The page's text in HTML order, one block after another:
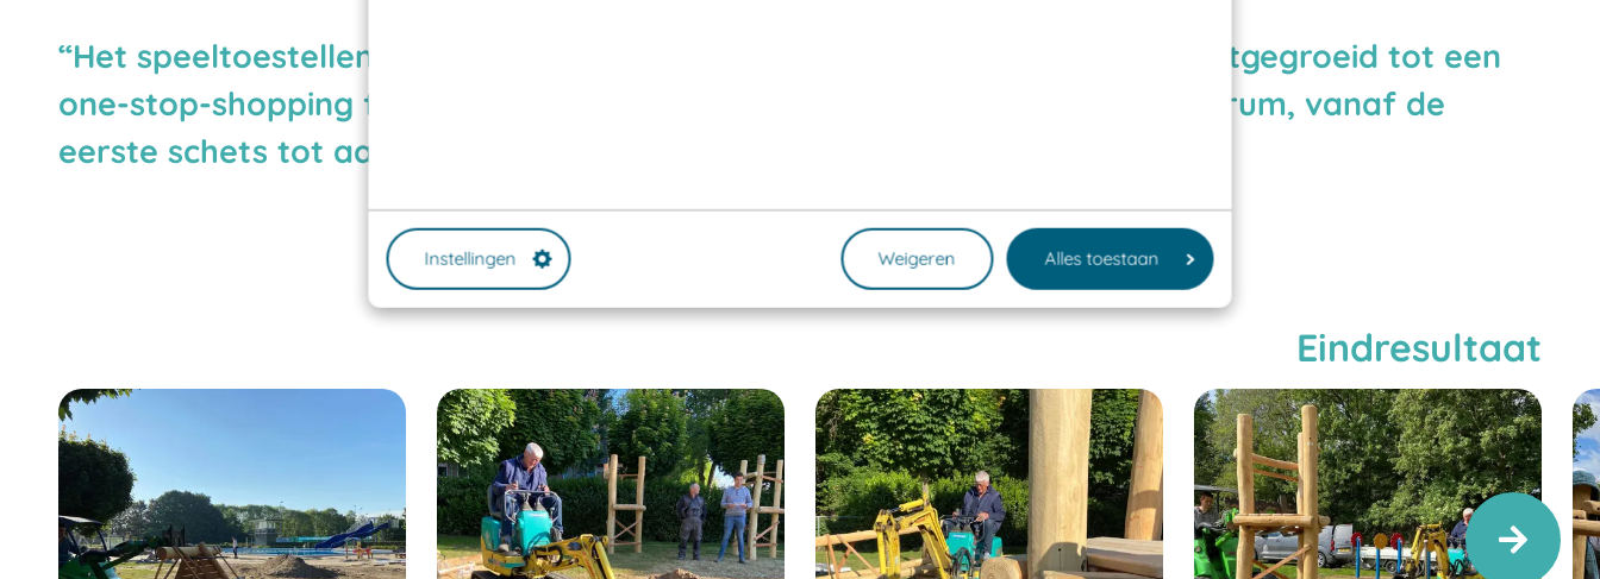
Instellingen Weigeren Alles toestaan
Het speeltoestellenbedrijf, dat door mijn schoonouders is opgezet, is nu uitgegroeid tot een
one-stop-shopping formule: een eigen contactpersoon voor het hele spectrum, vanaf de
eerste schets tot aan plaatsing, jaarlijkse inspecties en reparaties.
Eindresultaat